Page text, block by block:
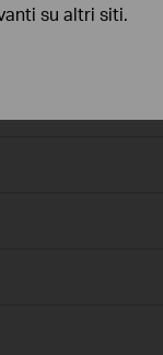
su altri siti.